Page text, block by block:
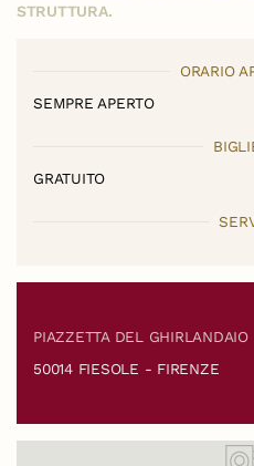
STRUTTURA.
ORARIO
SEMPRE APERTO
GRATUITO
PIAZZETTA DEL GHIRLANDAIO
50014 FIESOLE - FIRENZE